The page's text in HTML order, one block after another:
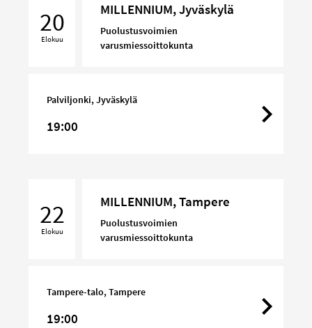
Jyväskylä
20
Elokuu
MILLENNIUM, Jyväskylä
Puolustusvoimien
varusmiessoittokunta
Palviljonki, Jyväskylä
19:00
Tampere
22
Elokuu
MILLENNIUM, Tampere
Puolustusvoimien
varusmiessoittokunta
Tampere-talo, Tampere
19:00